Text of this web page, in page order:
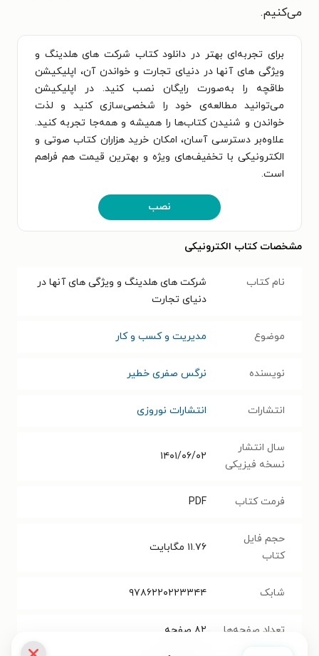
می‌کنیم.
برای تجربه‌ای بهتر در دانلود کتاب شرکت های هلدینگ و
ویژگی های آنها در دنیای تجارت و خواندن آن، اپلیکیشن
طاقچه را به‌صورت رایگان نصب کنید. در اپلیکیشن
می‌توانید مطالعه‌ی خود را شخصی‌سازی کنید و لذت
خواندن و شنیدن کتاب‌ها را همیشه و همه‌جا تجربه کنید.
علاوه‌بر دسترسی آسان، امکان خرید هزاران کتاب صوتی و
الکترونیکی با تخفیف‌های ویژه و بهترین قیمت هم فراهم
است.
نصب
مشخصات کتاب الکترونیکی
نام کتاب
شرکت های هلدینگ و ویژگی های آنها در
دنیای تجارت
موضوع مدیریت و کسب و کار
نویسنده نرگس صفری خطیر
انتشارات انتشارات نوروزی
سال انتشار
نسخه فیزیکی
۱۴۰۱/۰۶/۰۲
فرمت کتاب PDF
حجم فایل
کتاب
۱۱.۷۶ مگابایت
شابک ۹۷۸۶۲۲۰۲۲۳۳۴۴
تعداد صفحه‌ها ۸۲ صفحه